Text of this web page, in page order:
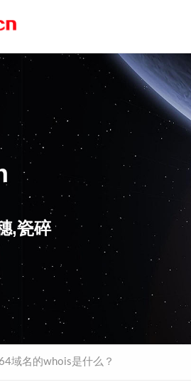
,瓷碎
域名的whois是什么？